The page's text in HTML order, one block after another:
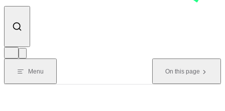
Menu On this page